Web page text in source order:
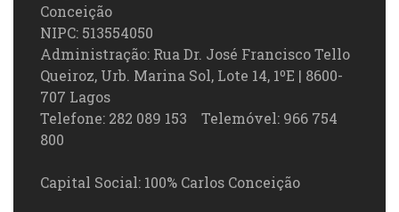
Conceição
NIPC: 513554050
Administração: Rua Dr. José Francisco Tello
Queiroz, Urb. Marina Sol, Lote 14, 1ºE | 8600-
707 Lagos
Telefone: 282 089 153 Telemóvel: 966 754
800
Capital Social: 100% Carlos Conceição